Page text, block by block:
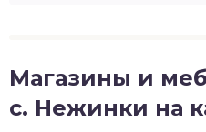
Магазины и
с. Нежинки на